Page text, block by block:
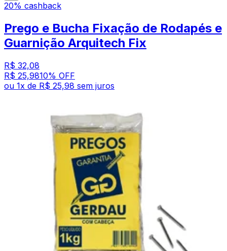
20% cashback
Prego e Bucha Fixação de Rodapés e
Guarnição Arquitech Fix
R$ 32,08
R$ 25,9810% OFF
ou 1x de R$ 25,98 sem juros